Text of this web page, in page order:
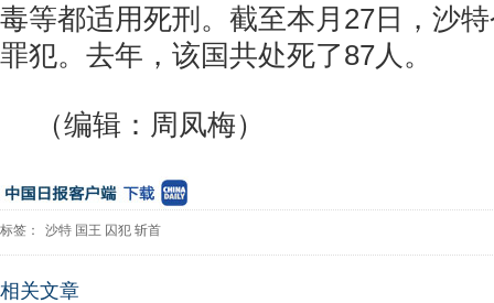
毒等都适用死刑。截至本月27日，沙
罪犯。去年，该国共处死了87人。
（编辑：周凤梅）
标签： 沙特 国王 囚犯 斩首
相关文章